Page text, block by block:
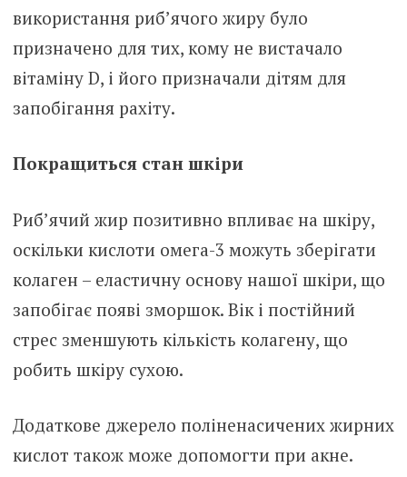
використання риб’ячого жиру було
призначено для тих, кому не вистачало
вітаміну D, і його призначали дітям для
запобігання рахіту.
Покращиться стан шкіри
Риб’ячий жир позитивно впливає на шкіру,
оскільки кислоти омега-3 можуть зберігати
колаген – еластичну основу нашої шкіри, що
запобігає появі зморшок. Вік і постійний
стрес зменшують кількість колагену, що
робить шкіру сухою.
Додаткове джерело поліненасичених жирних
кислот також може допомогти при акне.